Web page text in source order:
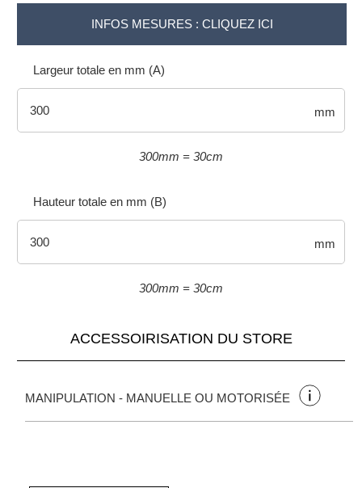
INFOS MESURES : CLIQUEZ ICI
Largeur totale en mm (A)
mm
300mm = 30cm
Hauteur totale en mm (B)
mm
300mm = 30cm
ACCESSOIRISATION DU STORE
MANIPULATION - MANUELLE OU MOTORISÉE